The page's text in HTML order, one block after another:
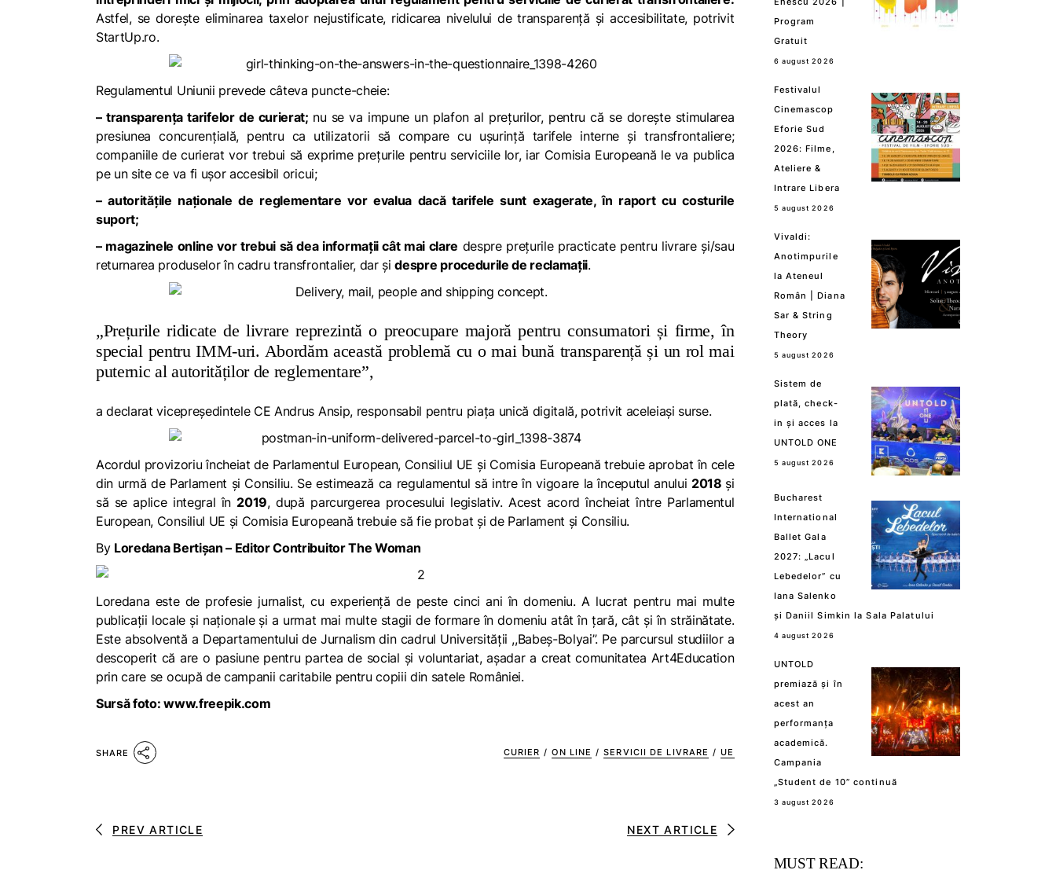
Astfel, se dorește eliminarea taxelor nejustificate, ridicarea nivelului de transparență și accesibilitate, potrivit
StartUp.ro.
Regulamentul Uniunii prevede câteva puncte-cheie:
– transparența tarifelor de curierat; nu se va impune un plafon al prețurilor, pentru că se dorește stimularea
presiunea concurențială, pentru ca utilizatorii să compare cu ușurință tarifele interne și transfrontaliere;
companiile de curierat vor trebui să exprime prețurile pentru serviciile lor, iar Comisia Europeană le va publica
pe un site ce va fi ușor accesibil oricui;
– autoritățile naționale de reglementare vor evalua dacă tarifele sunt exagerate, în raport cu costurile
suport;
– magazinele online vor trebui să dea informații cât mai clare despre prețurile practicate pentru livrare și/sau
returnarea produselor în cadru transfrontalier, dar șidespre procedurile de reclamații.
„Prețurile ridicate de livrare reprezintă o preocupare majoră pentru consumatori și firme, în
special pentru IMM-uri. Abordăm această problemă cu o mai bună transparență și un rol mai
puternic al autorităților de reglementare”,
a declarat vicepreședintele CE Andrus Ansip, responsabil pentru piața unică digitală, potrivit aceleiași surse.
Acordul provizoriu încheiat de Parlamentul European, Consiliul UE și Comisia Europeană trebuie aprobat în cele
din urmă de Parlament și Consiliu. Se estimează ca regulamentul să intre în vigoare la începutul anului 2018 și
să se aplice integral în2019, după parcurgerea procesului legislativ. Acest acord încheiat între Parlamentul
European, Consiliul UE și Comisia Europeană trebuie să fie probat și de Parlament și Consiliu.
By Loredana Bertișan – Editor Contribuitor The Woman
Loredana este de profesie jurnalist, cu experiență de peste cinci ani în domeniu. A lucrat pentru mai multe
publicații locale și naționale și a urmat mai multe stagii de formare în domeniu atât în țară, cât și în străinătate.
Este absolventă a Departamentului de Jurnalism din cadrul Universității ,,Babeș-Bolyai”. Pe parcursul studiilor a
descoperit că are o pasiune pentru partea de social și voluntariat, așadar a creat comunitatea Art4Education
prin care se ocupă de campanii caritabile pentru copiii din satele României.
Sursă foto: www.freepik.com
SHARE CURIER / ON LINE / SERVICII DE LIVRARE / UE
PREV ARTICLE NEXT ARTICLE
Program
Gratuit
6 august 2026
Festivalul
Cinemascop
Eforie Sud
2026: Filme,
Ateliere &
Intrare Libera
5 august 2026
Vivaldi:
Anotimpurile
la Ateneul
Român | Diana
Sar & String
Theory
5 august 2026
Sistem de
plată, check-
in și acces la
UNTOLD ONE
5 august 2026
Bucharest
International
Ballet Gala
2027: „Lacul
Lebedelor” cu
Iana Salenko
și Daniil Simkin la Sala Palatului
4 august 2026
UNTOLD
premiază și în
acest an
performanța
academică.
Campania
„Student de 10” continuă
3 august 2026
MUST READ: